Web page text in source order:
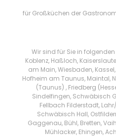
für Großküchen der
Wir sind für Sie in
Koblenz, Haßloch,
am Main, Wiesbaden,
Hofheim am Taunus, Maintal,
(Taunus) , Friedberg
Sindelfingen, Schwäbisch
Fellbach Filderstadt,
Schwäbisch Hall,
Gaggenau, Bühl, Bretten,
Mühlacker, Ehingen,